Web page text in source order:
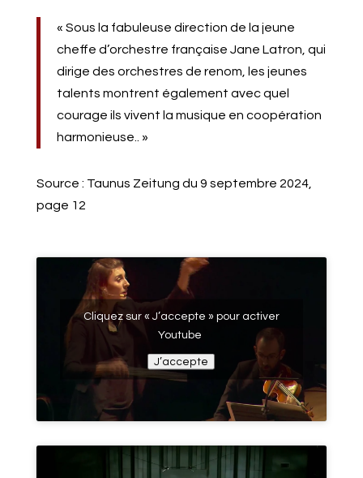
« Sous la fabuleuse direction de la jeune
cheffe d’orchestre française Jane Latron, qui
dirige des orchestres de renom, les jeunes
talents montrent également avec quel
courage ils vivent la musique en coopération
harmonieuse.. »
Source : Taunus Zeitung du 9 septembre 2024,
page 12
Cliquez sur « J’accepte » pour activer
Youtube
J’accepte